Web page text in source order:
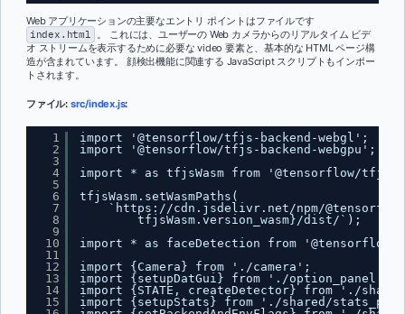
Web アプリケーションの主要なエントリ ポイントはファイルです
index.html 。 これには、ユーザーの Web カメラからのリアルタイム ビデ
オ ストリームを表示するために必要な video 要素と、基本的な HTML ページ構
造が含まれています。 顔検出機能に関連する JavaScript スクリプトもインポー
トされます。
ファイル: src/index.js:
1
2
3
4
5
6
7
8
9
10
11
12
13
14
15
import '@tensorflow/tfjs-backend-webgl';
import '@tensorflow/tfjs-backend-webgpu';
import * as tfjsWasm from '@tensorflow/tfjs-
tfjsWasm.setWasmPaths(
` https://cdn.jsdelivr.net/npm/@tensorflow/
tfjsWasm.version_wasm}/dist/`);
import * as faceDetection from '@tensorflow-
import {Camera} from './camera';
import {setupDatGui} from './option_panel';
import {STATE, createDetector} from './
import {setupStats} from './shared/